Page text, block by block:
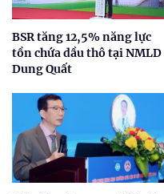
BSR tăng 12,5% năng lực
tồn chứa dầu thô tại NMLD
Dung Quất